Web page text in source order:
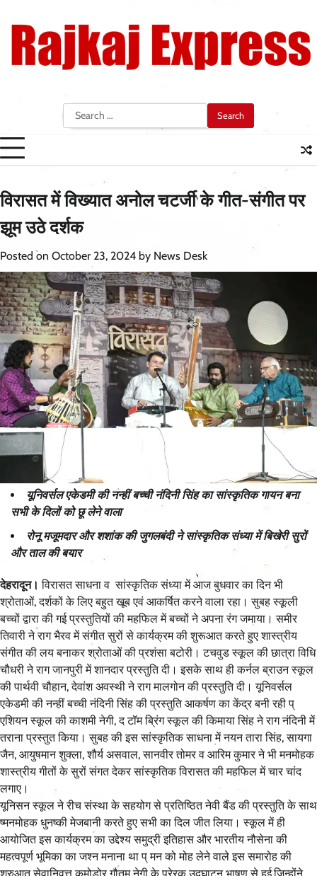
content
Search
for:
विरासत में विख्यात अनोल चटर्जी के गीत-संगीत पर
झूम उठे दर्शक
Posted on October 23, 2024 by News Desk
यूनिवर्सल एकेडमी की नन्हीं बच्ची नंदिनी सिंह का सांस्कृतिक गायन बना
सभी के दिलों को छू लेने वाला
रोनू मजूमदार और शशांक की जुगलबंदी ने सांस्कृतिक संध्या में बिखेरी सुरों
और ताल की बयार
देहरादून। विरासत साधना व सांस्कृतिक संध्या में आज बुधवार का दिन भी
श्रोताओं, दर्शकों के लिए बहुत खूब एवं आकर्षित करने वाला रहा। सुबह स्कूली
बच्चों द्वारा की गई प्रस्तुतियों की महफिल में बच्चों ने अपना रंग जमाया। समीर
तिवारी ने राग भैरव में संगीत सुरों से कार्यक्रम की शुरूआत करते हुए शास्त्रीय
संगीत की लय बनाकर श्रोताओं की प्रशंसा बटोरी। टचवुड स्कूल की छात्रा विधि
चौधरी ने राग जानपुरी में शानदार प्रस्तुति दी। इसके साथ ही कर्नल ब्राउन स्कूल
की पार्थवी चौहान, देवांश अवस्थी ने राग मालगोन की प्रस्तुति दी। यूनिवर्सल
एकेडमी की नन्हीं बच्ची नंदिनी सिंह की प्रस्तुति आकर्षण का केंद्र बनी रही प्
एशियन स्कूल की काशमी नेगी, द टॉम ब्रिंग स्कूल की किमाया सिंह ने राग नंदिनी में
तराना प्रस्तुत किया। सुबह की इस सांस्कृतिक साधना में नयन तारा सिंह, सायगा
जैन, आयुषमान शुक्ला, शौर्य असवाल, सानवीर तोमर व आरिम कुमार ने भी मनमोहक
शास्त्रीय गीतों के सुरों संगत देकर सांस्कृतिक विरासत की महफिल में चार चांद
लगाए।
यूनिसन स्कूल ने रीच संस्था के सहयोग से प्रतिष्ठित नेवी बैंड की प्रस्तुति के साथ
ष्मनमोहक धुनष्की मेजबानी करते हुए सभी का दिल जीत लिया। स्कूल में ही
आयोजित इस कार्यक्रम का उद्देश्य समुद्री इतिहास और भारतीय नौसेना की
महत्वपूर्ण भूमिका का जश्न मनाना था प् मन को मोह लेने वाले इस समारोह की